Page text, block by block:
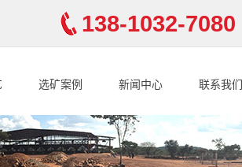
138-1032-7080
选矿案例 新闻中心 联系我们